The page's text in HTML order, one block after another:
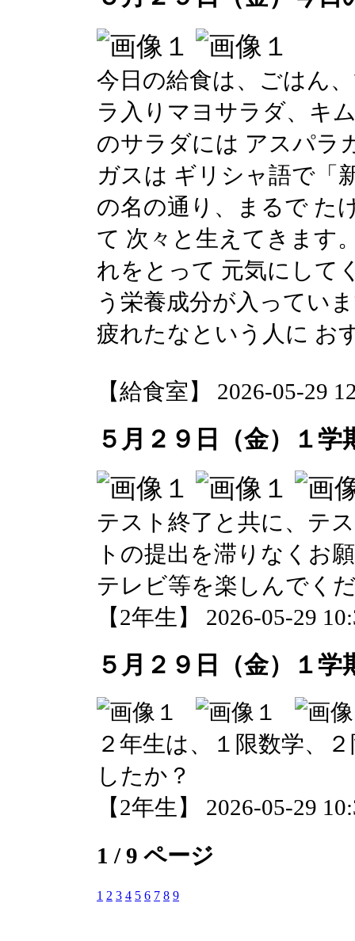
今日の給食は、ごはん
ラ入りマヨサラダ、キ
のサラダには アスパラ
ガスは ギリシャ語で「
の名の通り、まるで た
て 次々と生えてきます
れをとって 元気にして
う栄養成分が入ってい
疲れたなという人に お
【給食室】 2026-05-29
５月２９日（金）１
テスト終了と共に、テ
トの提出を滞りなくお
テレビ等を楽しんでく
【2年生】 2026-05-29
５月２９日（金）１
２年生は、１限数学、
したか？
【2年生】 2026-05-29
1 / 9 ページ
1 2 3 4 5 6 7 8 9